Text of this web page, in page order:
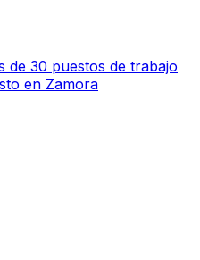
de 30 puestos de trabajo
en Zamora